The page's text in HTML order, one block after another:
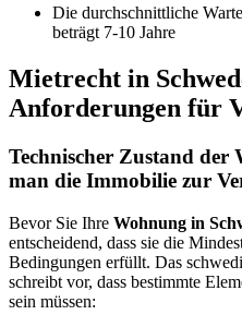
Die durchschnittliche
beträgt 7-10 Jahre
Mietrecht in
Anforderungen für
Technischer Zustand der
man die Immobilie zur
Bevor Sie Ihre Wohnung in
entscheidend, dass sie die
Bedingungen erfüllt. Das
schreibt vor, dass bestimmte
sein müssen: